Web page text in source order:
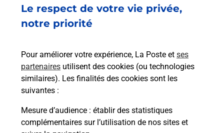
Le respect de votre vie privée,
notre priorité
Pour améliorer votre expérience, La Poste et ses
partenaires utilisent des cookies (ou technologies
similaires). Les finalités des cookies sont les
suivantes :
Mesure d’audience : établir des statistiques
complémentaires sur l’utilisation de nos sites et
Vous recherchez un smartphone pas cher proche
de chez vous ? Découvrez notre offre de
Poste à HERICOURT (70400) !
En savoir plus
Foire aux questions